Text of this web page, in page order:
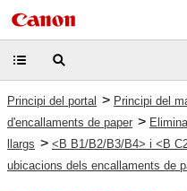
Principi del portal > Principi del
d'encallaments de paper >
llargs > <B B1/B2/B3/B4> i <B
ubicacions dels encallaments de